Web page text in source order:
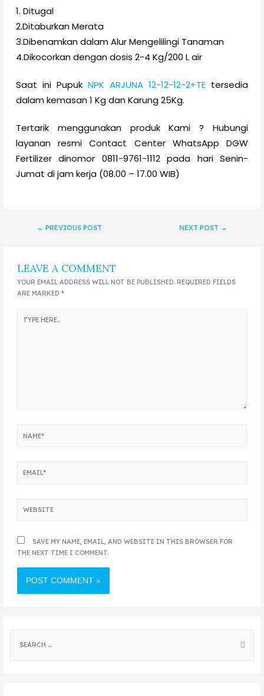
1. Ditugal
2.Ditaburkan Merata
3.Dibenamkan dalam Alur Mengelilingi Tanaman
4.Dikocorkan dengan dosis 2-4 Kg/200 L air
Saat ini Pupuk NPK ARJUNA 12-12-12-2+TE tersedia
dalam kemasan 1 Kg dan Karung 25Kg.
Tertarik menggunakan produk Kami ? Hubungi
layanan resmi Contact Center WhatsApp DGW
Fertilizer dinomor 0811-9761-1112 pada hari Senin-
Jumat di jam kerja (08.00 – 17.00 WIB)
← PREVIOUS POST NEXT POST →
LEAVE A COMMENT
YOUR EMAIL ADDRESS WILL NOT BE PUBLISHED. REQUIRED FIELDS
ARE MARKED*
SAVE MY NAME, EMAIL, AND WEBSITE IN THIS BROWSER FOR
THE NEXT TIME I COMMENT.